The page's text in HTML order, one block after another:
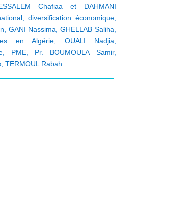
Chafiaa et DAHMANI
, diversification économique,
,GANI Nassima, GHELLAB Saliha,
en Algérie, OUALI Nadjia,
, PME, Pr. BOUMOULA Samir,
, TERMOUL Rabah